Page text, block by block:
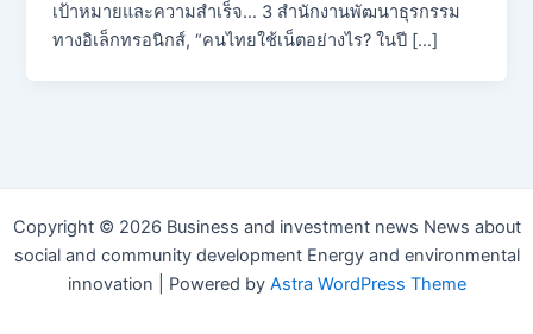
เป้าหมายและความสำเร็จ… 3 สำนักงานพัฒนาธุรกรรม
ทางอิเล็กทรอนิกส์, “คนไทยใช้เน็ตอย่างไร? ในปี […]
Copyright © 2026 Business and investment news News about
social and community development Energy and environmental
innovation | Powered by Astra WordPress Theme